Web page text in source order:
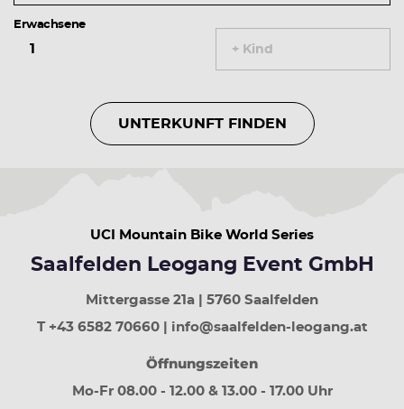
rechts
Nächster
Tag
Tage
Erwachsene
+ Kind
UNTERKUNFT FINDEN
UCI Mountain Bike World Series
Saalfelden Leogang Event GmbH
Mittergasse 21a | 5760 Saalfelden
T +43 6582 70660 | info@saalfelden-leogang.at
Öffnungszeiten
Mo-Fr 08.00 - 12.00 & 13.00 - 17.00 Uhr